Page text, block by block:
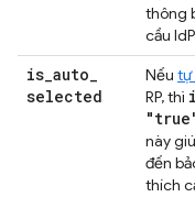
thông
cầu
is_auto_
selected
Nếu tự
RP, thì
này
đến
thích